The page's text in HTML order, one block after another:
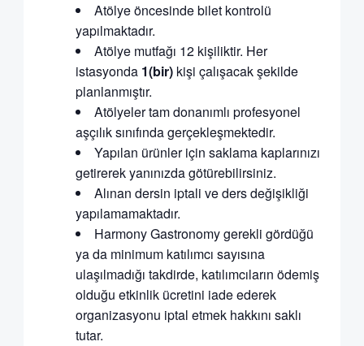
Atölye öncesinde bilet kontrolü
yapılmaktadır.
Atölye mutfağı 12 kişiliktir. Her
istasyonda 1(bir)kişi çalışacak şekilde
planlanmıştır.
Atölyeler tam donanımlı profesyonel
aşçılık sınıfında gerçekleşmektedir.
Yapılan ürünler için saklama kaplarınızı
getirerek yanınızda götürebilirsiniz.
Alınan dersin iptali ve ders değişikliği
yapılamamaktadır.
Harmony Gastronomy gerekli gördüğü
ya da minimum katılımcı sayısına
ulaşılmadığı takdirde, katılımcıların ödemiş
olduğu etkinlik ücretini iade ederek
organizasyonu iptal etmek hakkını saklı
tutar.